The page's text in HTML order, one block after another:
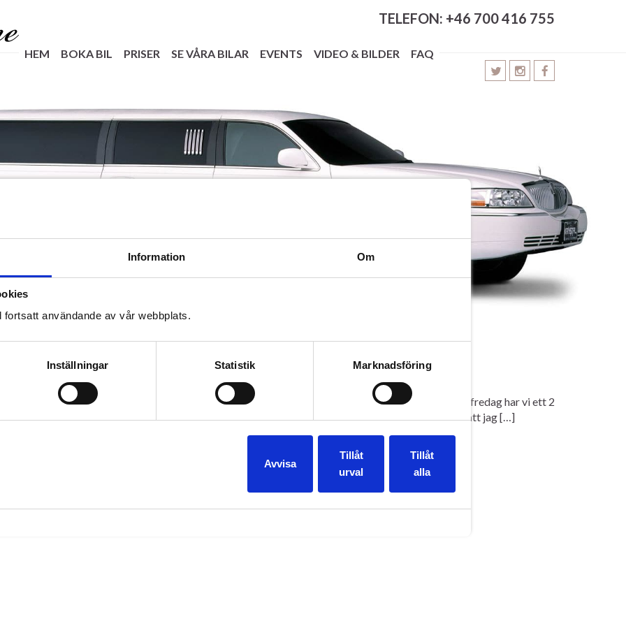
Information Om
användande av vår webbplats.
Inställningar Statistik Marknadsföring
Avvisa
Tillåt
urval
Tillåt
alla
TELEFON: +46 700 416 755
HEM BOKA BIL PRISER SE VÅRA BILAR EVENTS VIDEO & BILDER FAQ
mingel och en helg full av körningar. En körning idag från Bunkeflo till centrala Malmö. På fredag har vi ett 2
det bröllopsmingel på Hotel garden på Baltzarsgatan. Söndag bröllopsmässa i Helsingborg. Vet att jag […]